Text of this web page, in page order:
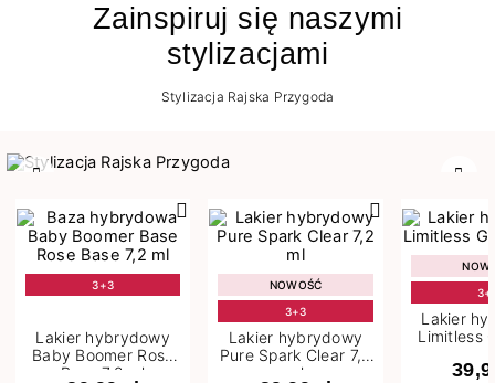
Zainspiruj się naszymi
stylizacjami
Stylizacja Rajska Przygoda
3+3
Lakier hybrydowy
Baby Boomer Rose
Base 7,2 ml
NOWOŚĆ
3+3
Lakier hybrydowy
Pure Spark Clear 7,2
ml
Lakier
Limitless